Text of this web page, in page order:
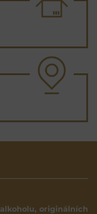
alkoholu, originálních